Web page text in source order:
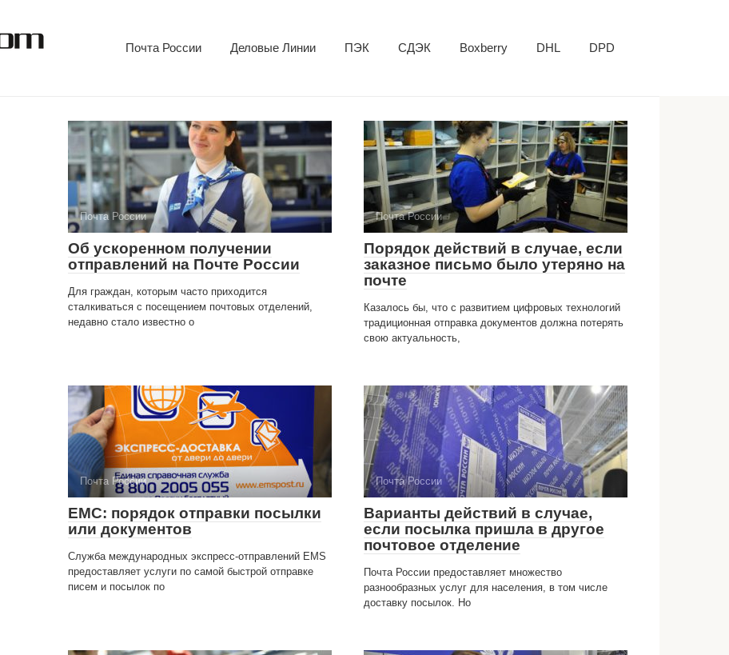
Почта России Деловые Линии ПЭК СДЭК Boxberry DHL DPD
Почта России
Об ускоренном получении
отправлений на Почте России
Для граждан, которым часто приходится
сталкиваться с посещением почтовых отделений,
недавно стало известно о
Почта России
Порядок действий в случае, если
заказное письмо было утеряно на
почте
Казалось бы, что с развитием цифровых технологий
традиционная отправка документов должна потерять
свою актуальность,
Почта России
ЕМС: порядок отправки посылки
или документов
Служба международных экспресс-отправлений EMS
предоставляет услуги по самой быстрой отправке
писем и посылок по
Почта России
Варианты действий в случае,
если посылка пришла в другое
почтовое отделение
Почта России предоставляет множество
разнообразных услуг для населения, в том числе
доставку посылок. Но